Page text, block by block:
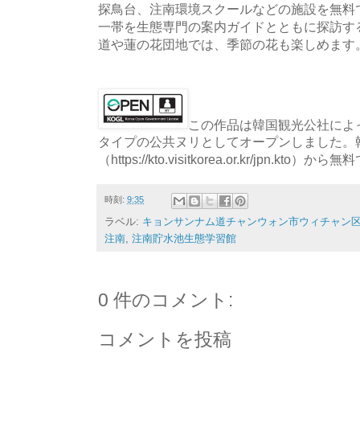
探鳥台、注南環境スクールなどの施設を無
一帯を生態専門の案内ガイドとともに探訪
道や蓮の花団地では、季節の花も楽しめます
この作品は韓国観光公社に
タイプの公共ヌリとしてオープンしました。
（https://kto.visitkorea.or.kr/jpn.kto）から無
時刻: 9:35
ラベル: キョンサンナム道チャンウォン市ウィチャン
注南 注南貯水池生態学習館
0 件のコメント:
コメントを投稿